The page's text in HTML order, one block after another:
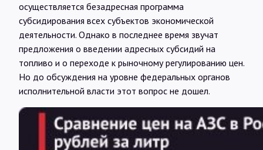
осуществляется безадресная программа
субсидирования всех субъектов экономической
деятельности. Однако в последнее время звучат
предложения о введении адресных субсидий на
топливо и о переходе к рыночному регулированию цен.
Но до обсуждения на уровне федеральных органов
исполнительной власти этот вопрос не дошел.